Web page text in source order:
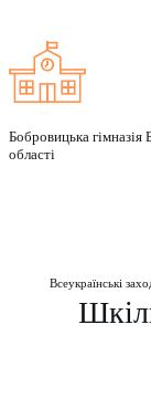
Бобровицька гімназія
області
Всеукраїнські